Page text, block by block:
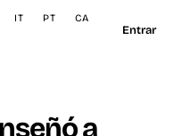
IT PT
CA
Entrar
a